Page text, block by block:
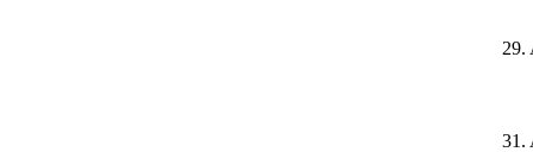
29.
31.